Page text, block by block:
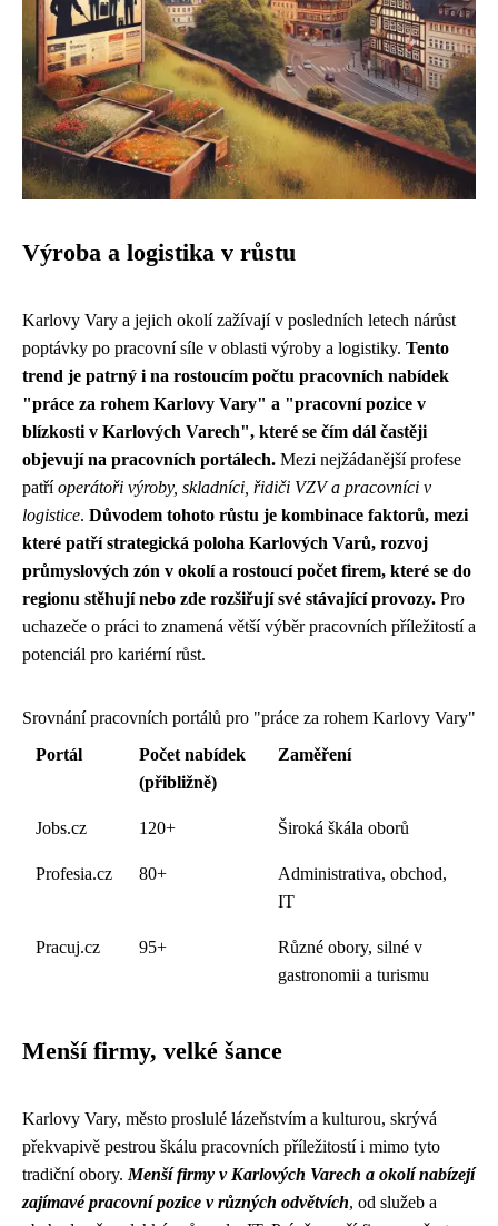
Výroba a logistika v růstu
Karlovy Vary a jejich okolí zažívají v posledních letech nárůst
poptávky po pracovní síle v oblasti výroby a logistiky. Tento
trend je patrný i na rostoucím počtu pracovních nabídek
"práce za rohem Karlovy Vary" a "pracovní pozice v
blízkosti v Karlových Varech", které se čím dál častěji
objevují na pracovních portálech. Mezi nejžádanější profese
patříoperátoři výroby, skladníci, řidiči VZV a pracovníci v
logistice. Důvodem tohoto růstu je kombinace faktorů, mezi
které patří strategická poloha Karlových Varů, rozvoj
průmyslových zón v okolí a rostoucí počet firem, které se do
regionu stěhují nebo zde rozšiřují své stávající provozy. Pro
uchazeče o práci to znamená větší výběr pracovních příležitostí a
potenciál pro kariérní růst.
Srovnání pracovních portálů pro "práce za rohem Karlovy Vary"
Portál
Počet nabídek
(přibližně)
Zaměření
Jobs.cz 120+ Široká škála oborů
Profesia.cz 80+
Administrativa, obchod,
IT
Pracuj.cz 95+
Různé obory, silné v
gastronomii a turismu
Menší firmy, velké šance
Karlovy Vary, město proslulé lázeňstvím a kulturou, skrývá
překvapivě pestrou škálu pracovních příležitostí i mimo tyto
tradiční obory. Menší firmy v Karlových Varech a okolí nabízejí
zajímavé pracovní pozice v různých odvětvích, od služeb a